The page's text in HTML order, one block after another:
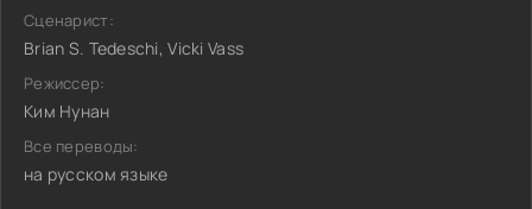
Сценарист:
Brian S. Tedeschi, Vicki Vass
Режиссер:
Ким Нунан
Все переводы:
на русском языке